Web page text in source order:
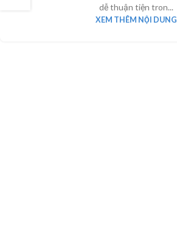
dễ thuận tiện tron...
XEM THÊM NỘI DUNG